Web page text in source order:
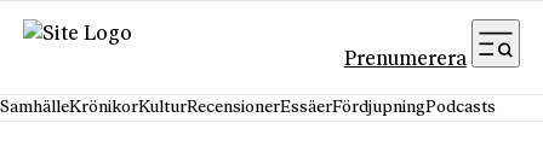
Hoppa till innehåll
Prenumerera
SamhälleKrönikorKulturRecensionerEssäerFördjupningPodcasts